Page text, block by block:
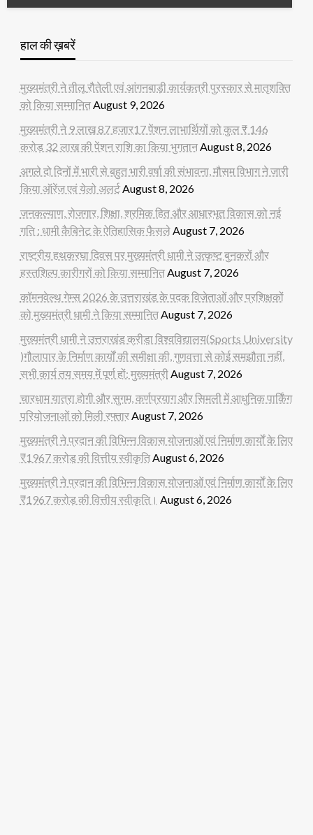
हाल की ख़बरें
मुख्यमंत्री ने तीलू रौतेली एवं आंगनबाड़ी कार्यकत्री पुरस्कार से मातृशक्ति
को किया सम्मानितAugust 9, 2026
मुख्यमंत्री ने 9 लाख 87 हजार17 पेंशन लाभार्थियों को कुल ₹ 146
करोड़ 32 लाख की पेंशन राशि का किया भुगतानAugust 8, 2026
अगले दो दिनों में भारी से बहुत भारी वर्षा की संभावना, मौसम विभाग ने जारी
किया ऑरेंज एवं येलो अलर्टAugust 8, 2026
जनकल्याण, रोजगार, शिक्षा, श्रमिक हित और आधारभूत विकास को नई
गति : धामी कैबिनेट के ऐतिहासिक फैसलेAugust 7, 2026
राष्ट्रीय हथकरघा दिवस पर मुख्यमंत्री धामी ने उत्कृष्ट बुनकरों और
हस्तशिल्प कारीगरों को किया सम्मानितAugust 7, 2026
कॉमनवेल्थ गेम्स 2026 के उत्तराखंड के पदक विजेताओं और प्रशिक्षकों
को मुख्यमंत्री धामी ने किया सम्मानितAugust 7, 2026
मुख्यमंत्री धामी ने उत्तराखंड क्रीड़ा विश्वविद्यालय(Sports University
)गौलापार के निर्माण कार्यों की समीक्षा की, गुणवत्ता से कोई समझौता नहीं,
सभी कार्य तय समय में पूर्ण हों: मुख्यमंत्रीAugust 7, 2026
चारधाम यात्रा होगी और सुगम, कर्णप्रयाग और सिमली में आधुनिक पार्किंग
परियोजनाओं को मिली रफ्तारAugust 7, 2026
मुख्यमंत्री ने प्रदान की विभिन्न विकास योजनाओं एवं निर्माण कार्यों के लिए
₹1967 करोड़ की वित्तीय स्वीकृतिAugust 6, 2026
मुख्यमंत्री ने प्रदान की विभिन्न विकास योजनाओं एवं निर्माण कार्यों के लिए
₹1967 करोड़ की वित्तीय स्वीकृति। August 6, 2026